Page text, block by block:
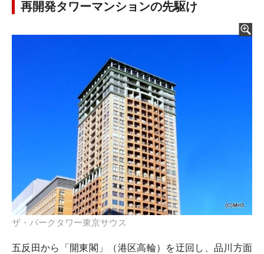
再開発タワーマンションの先駆け
ザ・パークタワー東京サウス
五反田から「開東閣」（港区高輪）を迂回し、品川方面